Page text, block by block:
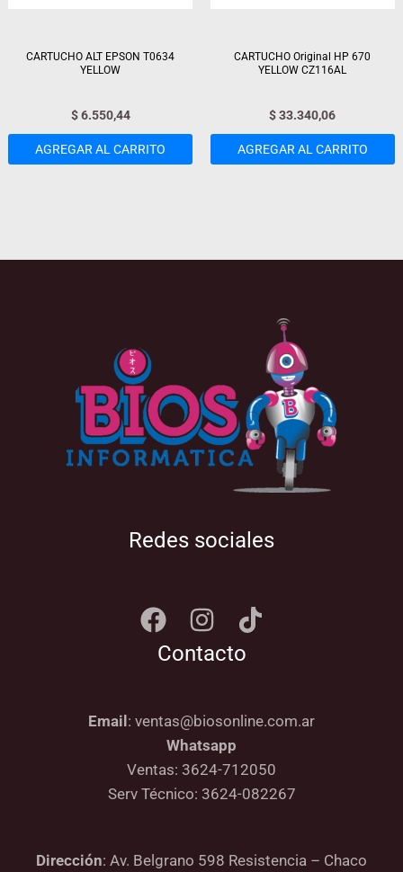
CARTUCHO ALT EPSON T0634
YELLOW
$6.550,44
AGREGAR AL CARRITO
CARTUCHO Original HP 670
YELLOW CZ116AL
$33.340,06
AGREGAR AL CARRITO
Redes sociales
Contacto
Email: ventas@biosonline.com.ar
Whatsapp
Ventas: 3624-712050
Serv Técnico: 3624-082267
Dirección: Av. Belgrano 598 Resistencia – Chaco